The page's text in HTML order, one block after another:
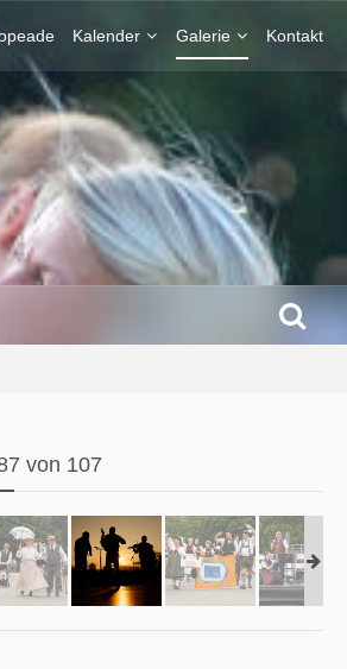
Kalender Galerie Kontakt
von 107